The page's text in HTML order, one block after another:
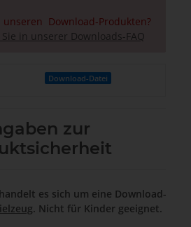
Download-Produkten?
in unserer Downloads-FAQ
Download-Datei
zur
es sich um eine Download-
. Nicht für Kinder geeignet.